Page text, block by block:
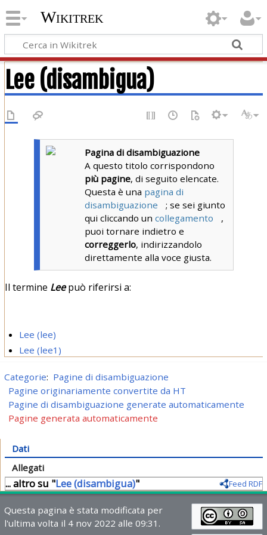
Wikitrek
Lee (disambigua)
Pagina di disambiguazione
A questo titolo corrispondono
più pagine, di seguito elencate.
Questa è una pagina di
disambiguazione
; se sei giunto
qui cliccando uncollegamento
,
puoi tornare indietro e
correggerlo, indirizzandolo
direttamente alla voce giusta.
Il termine Leepuò riferirsi a:
Lee (lee)
Lee (lee1)
Categorie: Pagine di disambiguazione
Pagine originariamente convertite da HT
Pagine di disambiguazione generate automaticamente
Pagine generata automaticamente
Dati
Allegati
... altro su "Lee (disambigua)" Feed RDF
Questa pagina è stata modificata per
l'ultima volta il 4 nov 2022 alle 09:31.